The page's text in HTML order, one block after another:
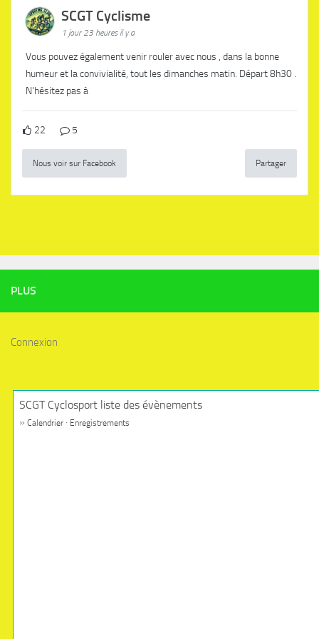
SCGT Cyclisme
1 jour 23 heures il y a
Vous pouvez également venir rouler avec nous , dans la bonne
humeur et la convivialité, tout les dimanches matin. Départ 8h30 .
N'hésitez pas à
22 5
Nous voir sur Facebook Partager
PLUS
Connexion
SCGT Cyclosport liste des évènements
» Calendrier · Enregistrements